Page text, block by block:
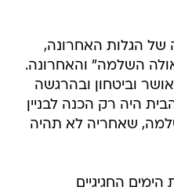
של הגלות האחרונה,
השלמה" והאחרונה.
וביטחון ובהרגשה
היה רק הכנה לבניין
שאחריה לא תהיה
הימים החגיגיים